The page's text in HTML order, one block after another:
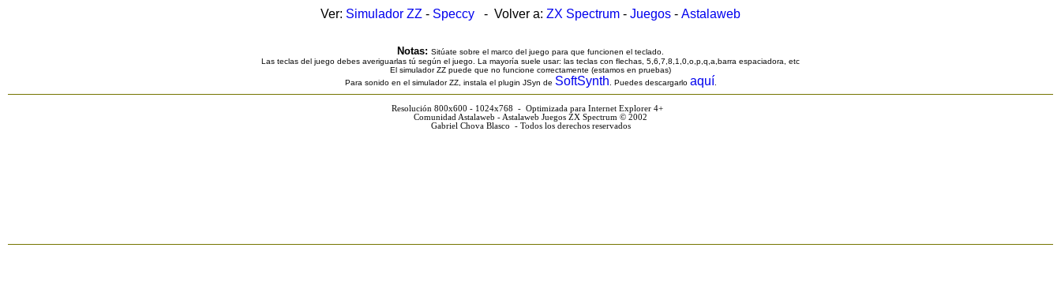
Ver: Simulador ZZ - Speccy - Volver a: ZX Spectrum - Juegos - Astalaweb
Notas: Sitúate sobre el marco del juego para que funcionen el teclado.
Las teclas del juego debes averiguarlas tú según el juego. La mayoría suele usar: las teclas con flechas, 5,6,7,8,1,0,o,p,q,a,barra espaciadora, etc
El simulador ZZ puede que no funcione correctamente (estamos en pruebas)
Para sonido en el simulador ZZ, instala el plugin JSyn de SoftSynth . Puedes descargarlo aquí
Resolución 800x600 - 1024x768 - Optimizada para Internet Explorer 4+
Comunidad Astalaweb - Astalaweb Juegos ZX Spectrum © 2002
Gabriel Chova Blasco - Todos los derechos reservados